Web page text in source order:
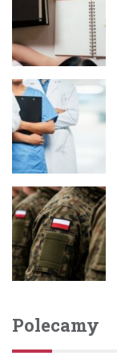
Polecamy